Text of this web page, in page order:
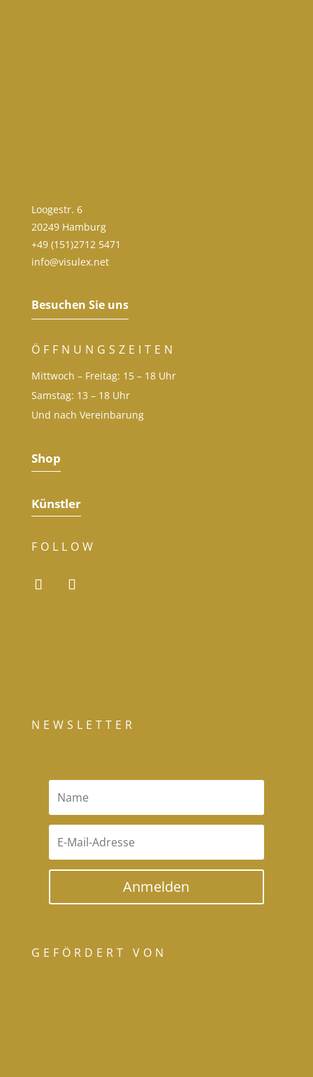
Loogestr. 6
20249 Hamburg
+49 (151)2712 5471
info@visulex.net
Besuchen Sie uns
ÖFFNUNGSZEITEN
Mittwoch – Freitag: 15 – 18 Uhr
Samstag: 13 – 18 Uhr
Und nach Vereinbarung
Shop
Künstler
FOLLOW
NEWSLETTER
Anmelden
GEFÖRDERT VON